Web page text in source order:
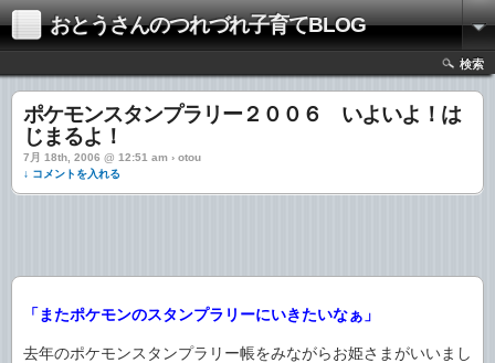
おとうさんのつれづれ子育てBLOG
検索
ポケモンスタンプラリー２００６ いよいよ！は
じまるよ！
7月 18th, 2006 @ 12:51 am › otou
↓ コメントを入れる
「またポケモンのスタンプラリーにいきたいなぁ」
去年のポケモンスタンプラリー帳をみながらお姫さまがいいまし